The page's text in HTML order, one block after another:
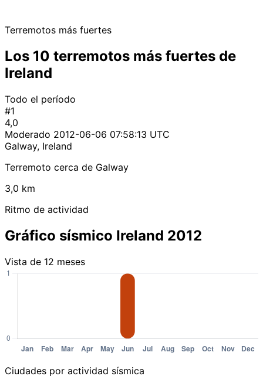
Terremotos más fuertes
Los 10 terremotos más fuertes de
Ireland
Todo el período
#1
4,0
Moderado 2012-06-06 07:58:13 UTC
Galway, Ireland
Terremoto cerca de Galway
3,0 km
Ritmo de actividad
Gráfico sísmico Ireland 2012
Vista de 12 meses
Ciudades por actividad sísmica